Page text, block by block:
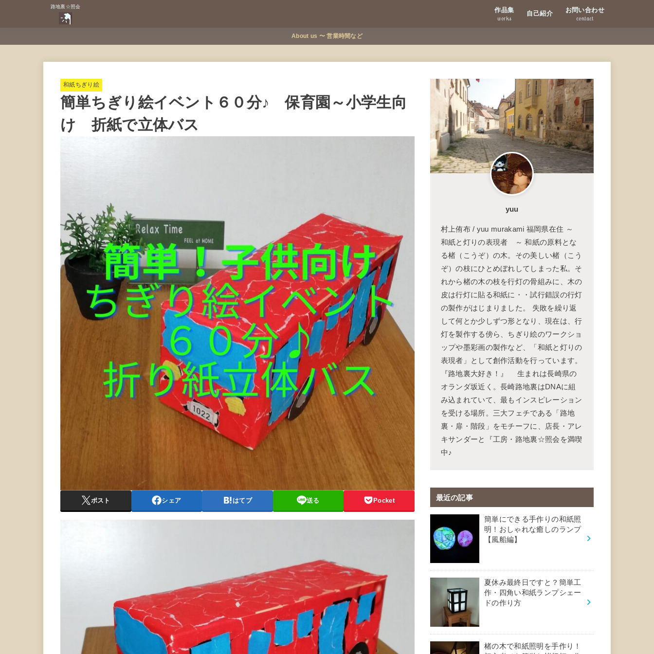
路地裏☆照会 作品集
works
自己紹介 お問い合わせ
contact
About us 〜 営業時間など
和紙ちぎり絵
簡単ちぎり絵イベント６０分♪ 保育園～小学生向
け 折紙で立体バス
ポスト シェア はてブ 送る Pocket
yuu
村上侑布 / yuu murakami 福岡県在住 ～
和紙と灯りの表現者 ～ 和紙の原料とな
る楮（こうぞ）の木。その美しい楮（こう
ぞ）の枝にひとめぼれしてしまった私。そ
れから楮の木の枝を行灯の骨組みに、木の
皮は行灯に貼る和紙に・・試行錯誤の行灯
の製作がはじまりました。 失敗を繰り返
して何とか少しずつ形となり、現在は、行
灯を製作する傍ら、ちぎり絵のワークショ
ップや墨彩画の製作など、「和紙と灯りの
表現者」として創作活動を行っています。
『路地裏大好き！』 生まれは長崎県の
オランダ坂近く。長崎路地裏はDNAに組
み込まれていて、最もインスピレーション
を受ける場所。三大フェチである「路地
裏・扉・階段」をモチーフに、店長・アレ
キサンダーと『工房・路地裏☆照会を満喫
中♪
最近の記事
簡単にできる手作りの和紙照
明！おしゃれな癒しのランプ
【風船編】
夏休み最終日ですと？簡単工
作・四角い和紙ランプシェー
ドの作り方
楮の木で和紙照明を手作り！